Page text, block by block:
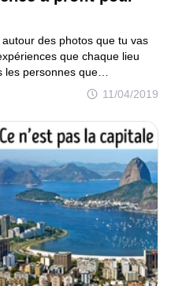
11/04/2019
des photos que tu vas
que chaque lieu
les personnes que
il existe de plus en plus
dans d’autres pays sans
également un souvenir
Nam Nguyen,
a réussi à étudier sur tous les
il crée aujourd’hui des
et cherche à soutenir les
son université et qui ont
pays.